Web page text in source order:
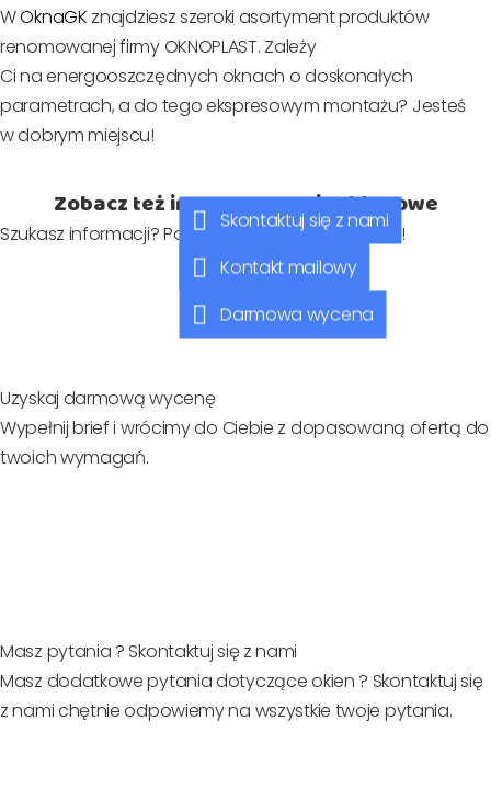
WOknaGK znajdziesz szeroki asortyment produktów
renomowanej firmy OKNOPLAST. Zależy
Ci na energooszczędnych oknach o doskonałych
parametrach, a do tego ekspresowym montażu? Jesteś
w dobrym miejscu!
Zobacz też inne nasze wpisy blogowe
Szukasz informacji? Poznaj nasze wpisy blogowe!
Uzyskaj darmową wycenę
Wypełnij brief i wrócimy do Ciebie z dopasowaną ofertą do
twoich wymagań.
Masz pytania ? Skontaktuj się z nami
Masz dodatkowe pytania dotyczące okien ? Skontaktuj się
z nami chętnie odpowiemy na wszystkie twoje pytania.
Skontaktuj się z nami
Kontakt mailowy
Darmowa wycena